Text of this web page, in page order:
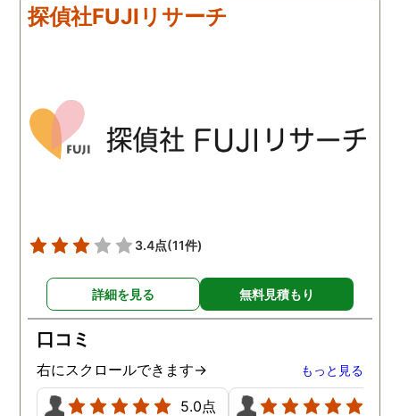
丁寧で報告内容もわかりや
探偵社FUJIリサーチ
3.4点(11件)
詳細を見る 無料見積もり
口コミ
右にスクロールできます→ もっと見る
5.0点